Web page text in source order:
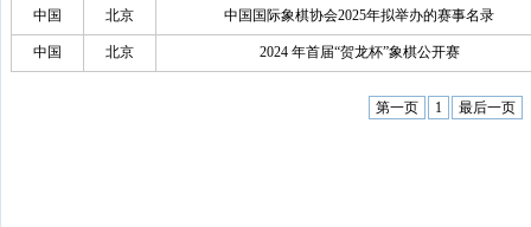
中国 北京 中国国际象棋协会2025年拟举办的赛事名录
中国 北京 2024 年首届“贺龙杯”象棋公开赛
第一页 1 最后一页